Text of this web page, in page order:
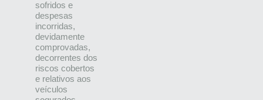
sofridos e
despesas
incorridas,
devidamente
comprovadas,
decorrentes dos
riscos cobertos
e relativos aos
veículos